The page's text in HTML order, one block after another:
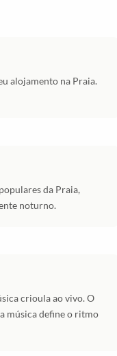
alojamento na Praia.
da Praia,
noturno.
crioula ao vivo. O
música define o ritmo